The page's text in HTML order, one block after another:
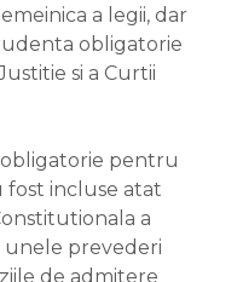
a legii, dar
obligatorie
si a Curtii
pentru
fost incluse atat
a
prevederi
de admitere